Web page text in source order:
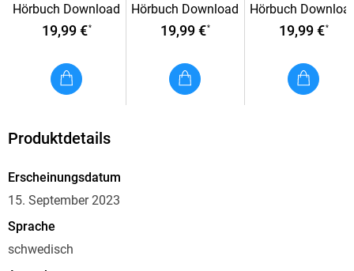
Hörbuch Download
19,99 €*
Hörbuch Download
19,99 €*
Hörbuch
19,99 €*
Produktdetails
Erscheinungsdatum
15. September 2023
Sprache
schwedisch